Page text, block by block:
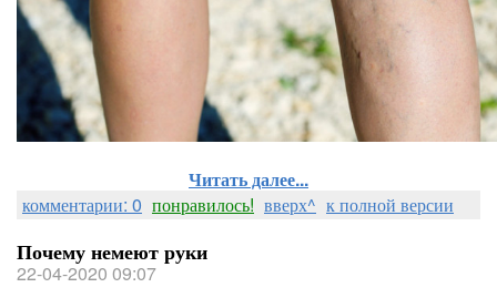
Читать далее...
комментарии: 0 понравилось! вверх^ к полной версии
Почему немеют руки
22-04-2020 09:07